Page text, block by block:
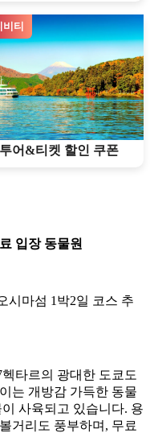
티
투어&티켓 할인 쿠폰
입장 동물원
타르의 광대한 도쿄도
는 개방감 가득한 동물
사육되고 있습니다. 용
거리도 풍부하며, 무료